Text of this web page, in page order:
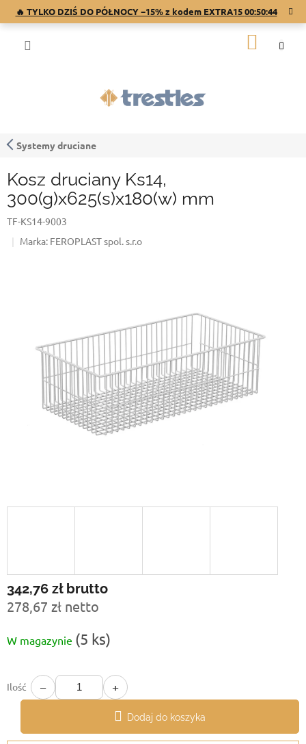
🔥 TYLKO DZIŚ DO PÓŁNOCY −15% z kodem EXTRA1500:50:44
Systemy druciane
Kosz druciany Ks14,
300(g)x625(s)x180(w) mm
TF-KS14-9003
Marka: FEROPLAST spol. s.r.o
342,76 zł brutto
278,67 zł netto
jednostkowa:
W magazynie (5 ks)
Ilość − +
Dodaj do koszyka